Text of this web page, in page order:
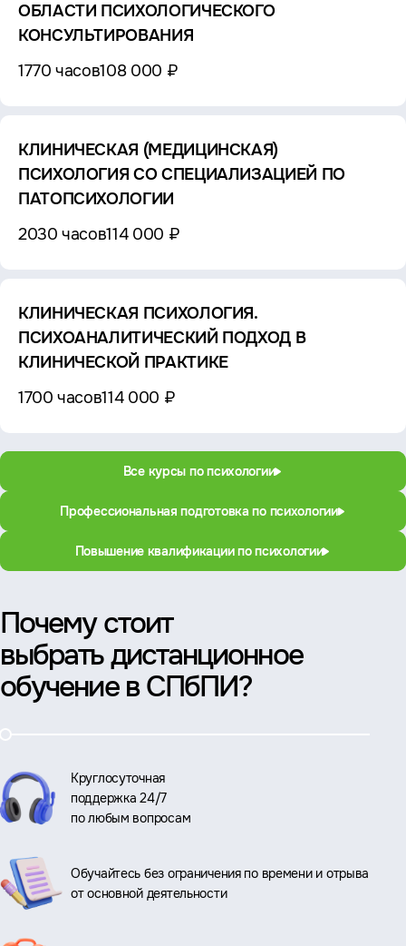
ОБЛАСТИ ПСИХОЛОГИЧЕСКОГО
КОНСУЛЬТИРОВАНИЯ
1770 часов108 000 ₽
КЛИНИЧЕСКАЯ (МЕДИЦИНСКАЯ)
ПСИХОЛОГИЯ СО СПЕЦИАЛИЗАЦИЕЙ ПО
ПАТОПСИХОЛОГИИ
2030 часов114 000 ₽
КЛИНИЧЕСКАЯ ПСИХОЛОГИЯ.
ПСИХОАНАЛИТИЧЕСКИЙ ПОДХОД В
КЛИНИЧЕСКОЙ ПРАКТИКЕ
1700 часов114 000 ₽
Все курсы по психологии
Профессиональная подготовка по психологии
Повышение квалификации по психологии
Почему стоит
выбрать дистанционное
обучение в СПбПИ?
Круглосуточная
поддержка 24/7
по любым вопросам
Обучайтесь без ограничения по времени и отрыва
от основной деятельности